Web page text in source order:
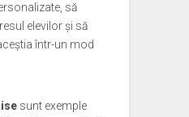
să
elevilor și să
într-un mod
sunt exemple